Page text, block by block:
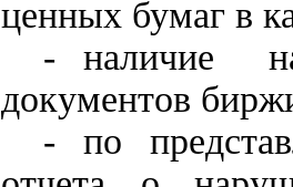
ценных бумаг в
- наличие
документов
- по